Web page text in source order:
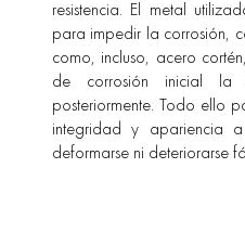
resistencia. El metal
para impedir la corrosión,
como, incluso, acero
de corrosión inicial
posteriormente. Todo ello
integridad y apariencia
deformarse ni deteriorarse